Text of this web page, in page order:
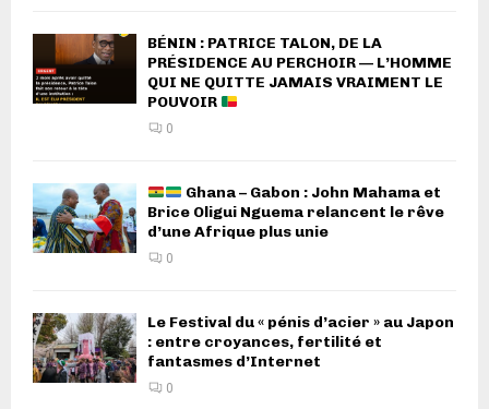
BÉNIN : PATRICE TALON, DE LA
PRÉSIDENCE AU PERCHOIR — L’HOMME
QUI NE QUITTE JAMAIS VRAIMENT LE
POUVOIR
0
Ghana – Gabon : John Mahama et
Brice Oligui Nguema relancent le rêve
d’une Afrique plus unie
0
Le Festival du « pénis d’acier » au Japon
: entre croyances, fertilité et
fantasmes d’Internet
0